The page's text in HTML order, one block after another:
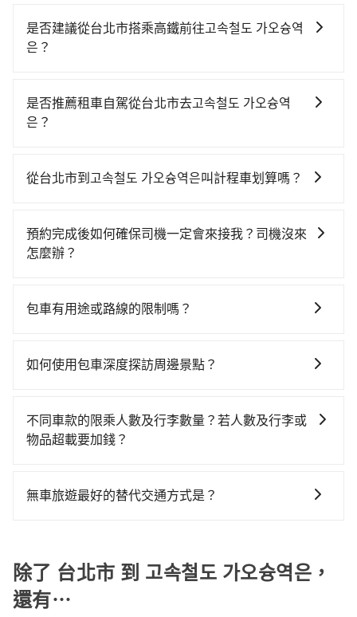
是否建議從台北市搭乘高鐵前往고속철도 가오슝역
은？
坐舒適、省時、較貴！從最早06:26一直到22:16，台北-
左營一天最多有88班次高鐵可搭乘。假設從台北市中正
過了25分鐘，再乘坐94~134分鐘（平均114分）的高鐵
步行一段路或者搭乘公車抵達最終的目的地。全程加上
轉車時間共2小時29分鐘，假設4位同行，高鐵加轉乘之
分鐘。長距離移動確實搭乘高鐵可以比坐車快，但卻要
下要乘車，也可參考tripool的拼車共乘服務，最多可再
是否推薦租車自駕從台北市去고속철도 가오슝역
은？
在車上休息，那在台北市中正區有約30間租車車行，比
Nissan Tiida，一天租金約$1,500，九人座如Hyundai
Starex或Volkswagen T5，一天$4,500起，油錢（每公
每日里程限定200~400公里，超過還會額外加收
（中正區）與고속철도 가오슝역은，預計的小轎車花費為
回，租車就非常不方便。再者，租車地點可能離你的住
家/辦公室/起點還有段路，且須配合車行營業時間做租還
肖業者，還車時可能遭遇各種莫名理由而被額外收費，
從台北市到고속철도 가오슝역은叫計程車划算嗎？
灣大車隊、Uber、Line Taxi、Yoxi等，如果在路邊攔不
到車，也可考慮打電話至附近的計程車隊，如聖惠衛星
tripool可省高達$4,700。綜合以上，無論在價格或服務
預約完成後如何確保司機一定會來接我？司機沒來
怎麼辦？
派車。在出發前一天晚上八點時，會透過電子郵件與簡
繫，可能原本約定的地點不適合暫停而改停靠在附近的
包車有用途或路線的限制嗎？
地方，只要是長途交通且途中遵守台灣法律，無論是清
檢疫、預約叫車、機場接送、定期洗腎、包月上下班，
或者任何跨縣市接送的需求，tripool都能滿足你。乘車
寄出電子收據。
如何使用包車深度探訪周邊景點？
的便利性和彈性，探訪更多的景點，並且可以按照自己
的節奏和時間進行遊覽。除了景點本身，還可以體驗周
找當地導遊或者向當地居民請教，了解更多的深度資訊
不同車款的限乘人數及行李數量？若人數及行李或
物品超載要加錢？
的車型。 五人座驕車可乘坐三位乘客，並可攜帶三個隨
吋行李箱。 為了確保行車安全及遵守相關法規，我們不
能超載人數。 如果您攜帶的行李或物品較多，我們會根
據情況收取微搬家費用，費用在300至500元之間。
無車旅遊最好的替代交通方式是？
公車、捷運、客運等，或者考慮租車。如果您想要更便
利的出行方式，您也可以選擇使用像是旅步提供的包車
服務，由專人到府接送，讓您更加輕鬆自在。
除了 台北市 到 고속철도 가오슝역은，
還有⋯